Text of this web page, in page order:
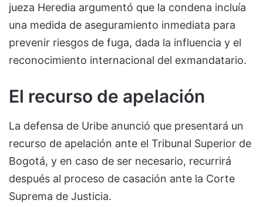
jueza Heredia argumentó que la condena incluía
una medida de aseguramiento inmediata para
prevenir riesgos de fuga, dada la influencia y el
reconocimiento internacional del exmandatario.
El recurso de apelación
La defensa de Uribe anunció que presentará un
recurso de apelación ante el Tribunal Superior de
Bogotá, y en caso de ser necesario, recurrirá
después al proceso de casación ante la Corte
Suprema de Justicia.